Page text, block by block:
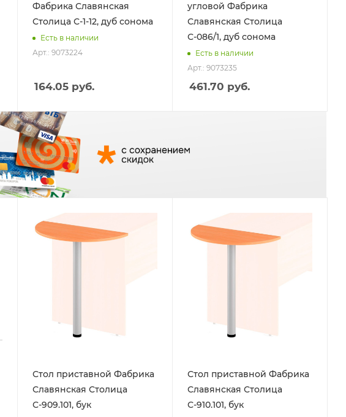
Фабрика Славянская
Столица С-1-12, дуб сонома
Есть в наличии
Арт.: 9073224
164.05 руб.
угловой Фабрика
Славянская Столица
С-086/1, дуб сонома
Есть в наличии
Арт.: 9073235
461.70 руб.
Стол приставной Фабрика
Славянская Столица
С-909.101, бук
Стол приставной Фабрика
Славянская Столица
С-910.101, бук